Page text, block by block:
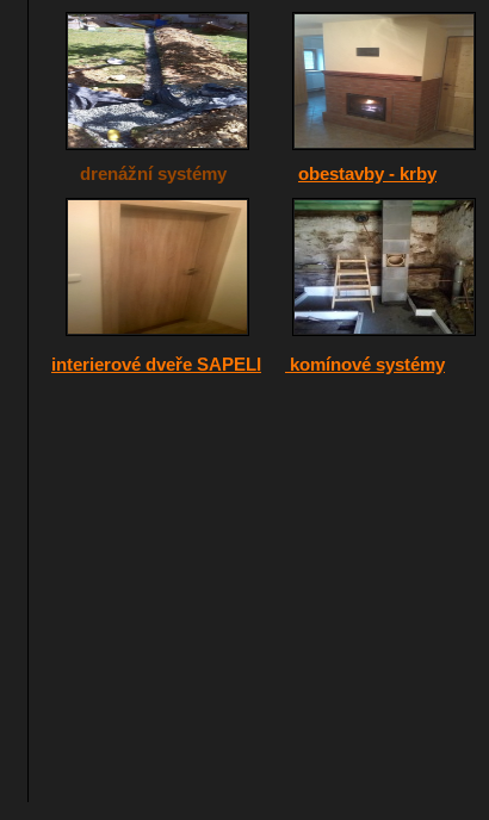
drenážní systémy obestavby - krby
interierové dveře SAPELI komínové systémy